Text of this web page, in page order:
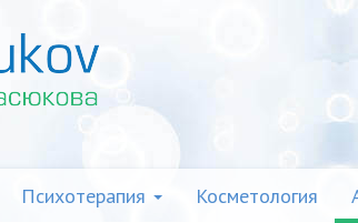
Психотерапия Косметология